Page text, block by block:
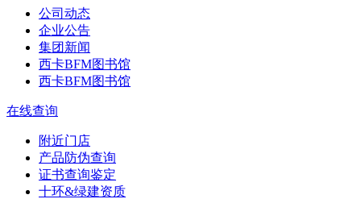
公司动态
企业公告
集团新闻
西卡BFM图书馆
西卡BFM图书馆
在线查询
附近门店
产品防伪查询
证书查询鉴定
十环&绿建资质